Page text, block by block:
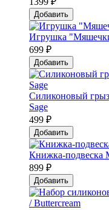
Добавить
Игрушка
699 ₽
Добавить
Силиконовый
Sage
499 ₽
Добавить
Книжка-подвеска
899 ₽
Добавить